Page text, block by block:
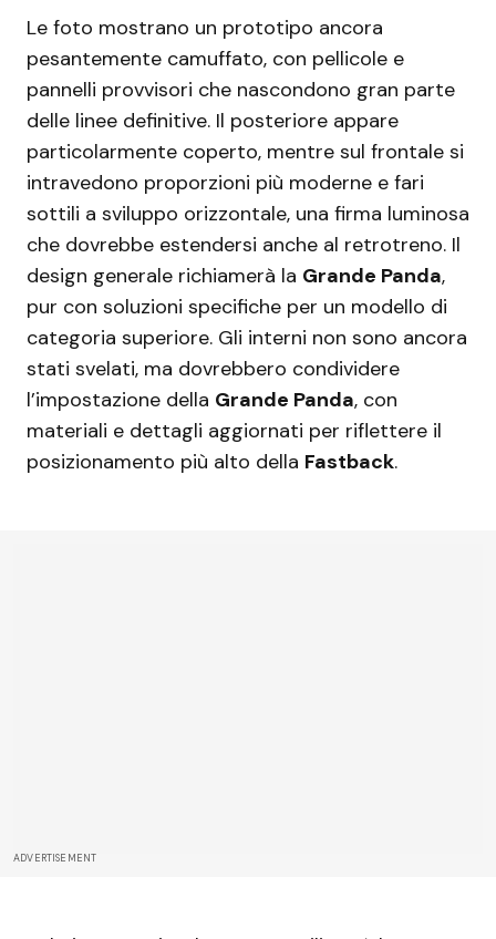
Le foto mostrano un prototipo ancora
pesantemente camuffato, con pellicole e
pannelli provvisori che nascondono gran parte
delle linee definitive. Il posteriore appare
particolarmente coperto, mentre sul frontale si
intravedono proporzioni più moderne e fari
sottili a sviluppo orizzontale, una firma luminosa
che dovrebbe estendersi anche al retrotreno. Il
design generale richiamerà la Grande Panda,
pur con soluzioni specifiche per un modello di
categoria superiore. Gli interni non sono ancora
stati svelati, ma dovrebbero condividere
l’impostazione della Grande Panda, con
materiali e dettagli aggiornati per riflettere il
posizionamento più alto della Fastback.
ADVERTISEMENT